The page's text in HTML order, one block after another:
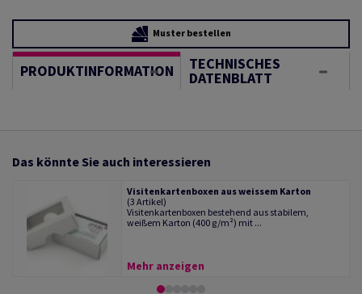
Muster bestellen
PRODUKTINFORMATION TECHNISCHES
DATENBLATT
Das könnte Sie auch interessieren
Visitenkartenboxen aus weissem Karton
(3 Artikel)
Visitenkartenboxen bestehend aus stabilem,
weißem Karton (400 g/m²) mit ...
Mehr anzeigen